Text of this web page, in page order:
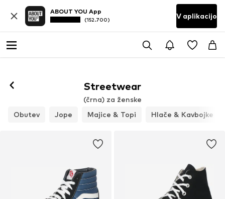
ABOUT YOU App
(152.700) V aplikacijo
Streetwear
(črna) za ženske
Obutev
Jope Majice & Topi Hlače & Kavbojke